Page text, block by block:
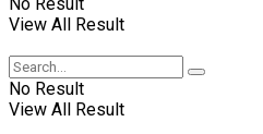
View All Result
No Result
View All Result